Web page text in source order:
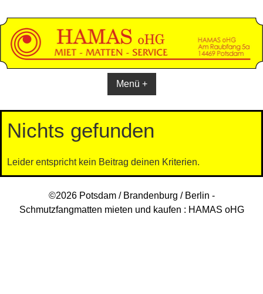
to
content
Menü +
Nichts gefunden
Leider entspricht kein Beitrag deinen Kriterien.
©2026 Potsdam / Brandenburg / Berlin -
Schmutzfangmatten mieten und kaufen : HAMAS oHG